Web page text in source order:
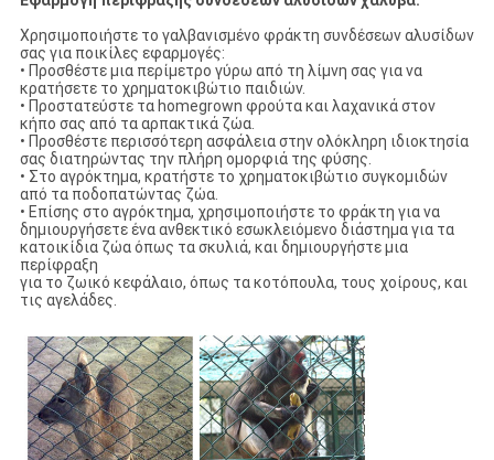
Χρησιμοποιήστε το γαλβανισμένο φράκτη συνδέσεων αλυσίδων
σας για ποικίλες εφαρμογές:
• Προσθέστε μια περίμετρο γύρω από τη λίμνη σας για να
κρατήσετε το χρηματοκιβώτιο παιδιών.
• Προστατεύστε τα homegrown φρούτα και λαχανικά στον
κήπο σας από τα αρπακτικά ζώα.
• Προσθέστε περισσότερη ασφάλεια στην ολόκληρη ιδιοκτησία
σας διατηρώντας την πλήρη ομορφιά της φύσης.
• Στο αγρόκτημα, κρατήστε το χρηματοκιβώτιο συγκομιδών
από τα ποδοπατώντας ζώα.
• Επίσης στο αγρόκτημα, χρησιμοποιήστε το φράκτη για να
δημιουργήσετε ένα ανθεκτικό εσωκλειόμενο διάστημα για τα
κατοικίδια ζώα όπως τα σκυλιά, και δημιουργήστε μια
περίφραξη
για το ζωικό κεφάλαιο, όπως τα κοτόπουλα, τους χοίρους, και
τις αγελάδες.